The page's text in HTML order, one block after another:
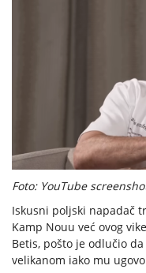
Foto: YouTube
Iskusni poljski napadač
Kamp Nouu već ovog
Betis, pošto je odlučio
velikanom iako mu